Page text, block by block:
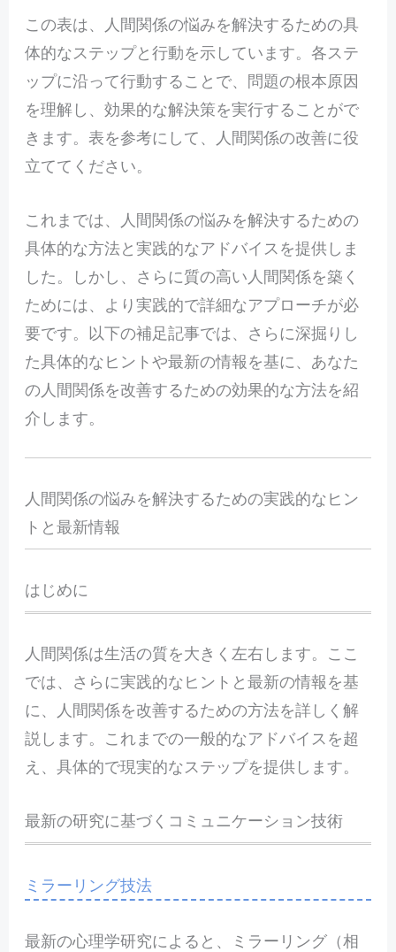
この表は、人間関係の悩みを解決するための具
体的なステップと行動を示しています。各ステ
ップに沿って行動することで、問題の根本原因
を理解し、効果的な解決策を実行することがで
きます。表を参考にして、人間関係の改善に役
立ててください。
これまでは、人間関係の悩みを解決するための
具体的な方法と実践的なアドバイスを提供しま
した。しかし、さらに質の高い人間関係を築く
ためには、より実践的で詳細なアプローチが必
要です。以下の補足記事では、さらに深掘りし
た具体的なヒントや最新の情報を基に、あなた
の人間関係を改善するための効果的な方法を紹
介します。
人間関係の悩みを解決するための実践的なヒン
トと最新情報
はじめに
人間関係は生活の質を大きく左右します。ここ
では、さらに実践的なヒントと最新の情報を基
に、人間関係を改善するための方法を詳しく解
説します。これまでの一般的なアドバイスを超
え、具体的で現実的なステップを提供します。
最新の研究に基づくコミュニケーション技術
ミラーリング技法
最新の心理学研究によると、ミラーリング（相